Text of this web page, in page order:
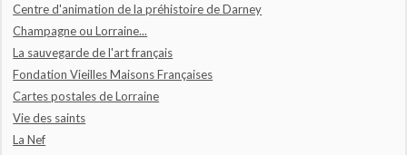
Centre d'animation de la préhistoire de Darney
Champagne ou Lorraine...
La sauvegarde de l'art français
Fondation Vieilles Maisons Françaises
Cartes postales de Lorraine
Vie des saints
La Nef